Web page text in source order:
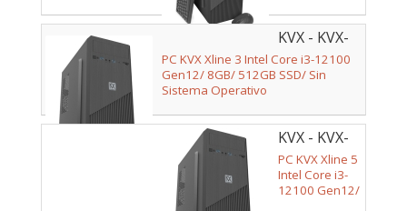
512GB SSD/
Sin Sistema
Operativo
KVX - KVX-
002015
PC KVX Xline 3 Intel Core i3-12100
Gen12/ 8GB/ 512GB SSD/ Sin
Sistema Operativo
KVX - KVX-
002016
PC KVX Xline 5
Intel Core i3-
12100 Gen12/